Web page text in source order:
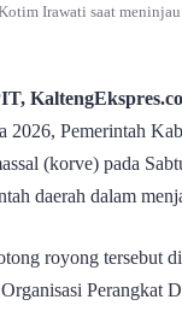
Irawati saat
2026, Pemerintah
(korve) pada
daerah dalam
royong tersebut
Perangkat